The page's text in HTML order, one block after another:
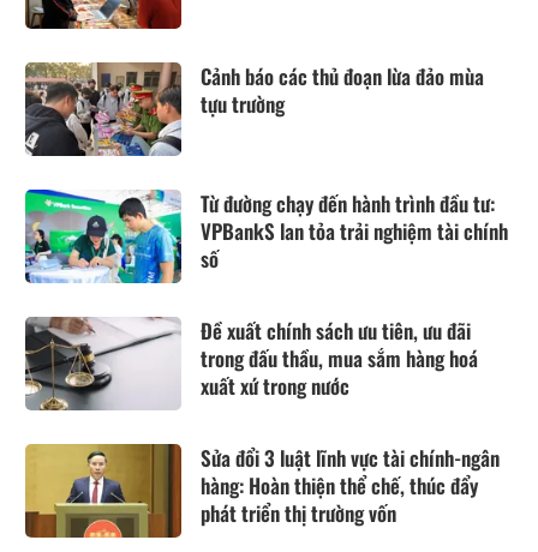
Cảnh báo các thủ đoạn lừa đảo mùa
tựu trường
Từ đường chạy đến hành trình đầu tư:
VPBankS lan tỏa trải nghiệm tài chính
số
Đề xuất chính sách ưu tiên, ưu đãi
trong đấu thầu, mua sắm hàng hoá
xuất xứ trong nước
Sửa đổi 3 luật lĩnh vực tài chính-ngân
hàng: Hoàn thiện thể chế, thúc đẩy
phát triển thị trường vốn